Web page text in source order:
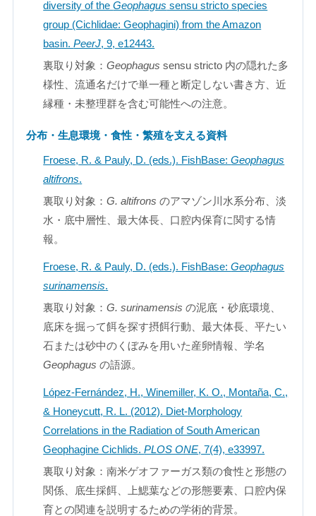
diversity of theGeophagus sensu stricto species
group (Cichlidae: Geophagini) from the Amazon
basin.PeerJ, 9, e12443.
裏取り対象：Geophagus sensu stricto 内の隠れた多
様性、流通名だけで単一種と断定しない書き方、近
縁種・未整理群を含む可能性への注意。
分布・生息環境・食性・繁殖を支える資料
Froese, R. & Pauly, D. (eds.). FishBase:Geophagus
altifrons.
裏取り対象：G. altifrons のアマゾン川水系分布、淡
水・底中層性、最大体長、口腔内保育に関する情
報。
Froese, R. & Pauly, D. (eds.). FishBase:Geophagus
surinamensis.
裏取り対象：G. surinamensis の泥底・砂底環境、
底床を掘って餌を探す摂餌行動、最大体長、平たい
石または砂中のくぼみを用いた産卵情報、学名
Geophagus の語源。
López-Fernández, H., Winemiller, K. O., Montaña, C.,
& Honeycutt, R. L. (2012). Diet-Morphology
Correlations in the Radiation of South American
Geophagine Cichlids.PLOS ONE, 7(4), e33997.
裏取り対象：南米ゲオファーガス類の食性と形態の
関係、底生採餌、上鰓葉などの形態要素、口腔内保
育との関連を説明するための学術的背景。